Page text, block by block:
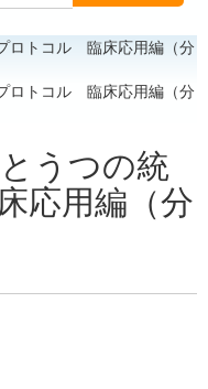
ロトコル 臨床応用編（分
ロトコル 臨床応用編（分
うつの統
応用編（分